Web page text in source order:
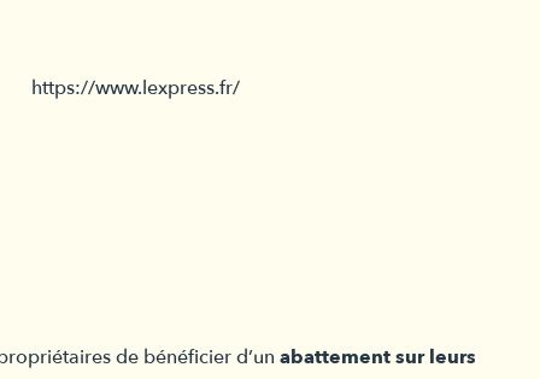
https://www.lexpress.fr/
de bénéficier d’un abattement sur leurs